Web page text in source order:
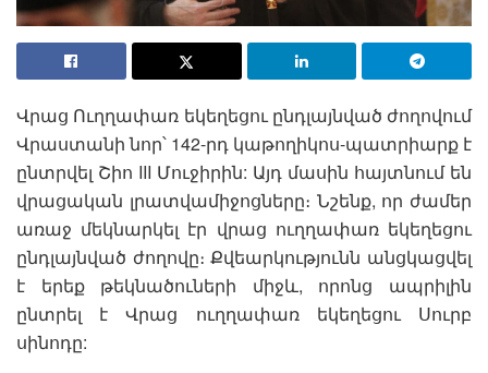
Վրաց Ուղղափառ եկեղեցու ընդլայնված ժողովում
Վրաստանի նոր՝ 142-րդ կաթողիկոս-պատրիարք է
ընտրվել Շիո III Մուջիրին: Այդ մասին հայտնում են
վրացական լրատվամիջոցները։ Նշենք, որ ժամեր
առաջ մեկնարկել էր վրաց ուղղափառ եկեղեցու
ընդլայնված ժողովը։ Քվեարկությունն անցկացվել
է երեք թեկնածուների միջև, որոնց ապրիլին
ընտրել է Վրաց ուղղափառ եկեղեցու Սուրբ
սինոդը: